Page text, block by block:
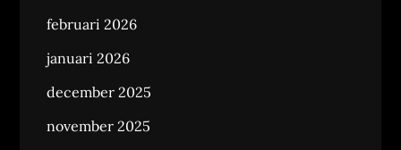
februari 2026
januari 2026
december 2025
november 2025